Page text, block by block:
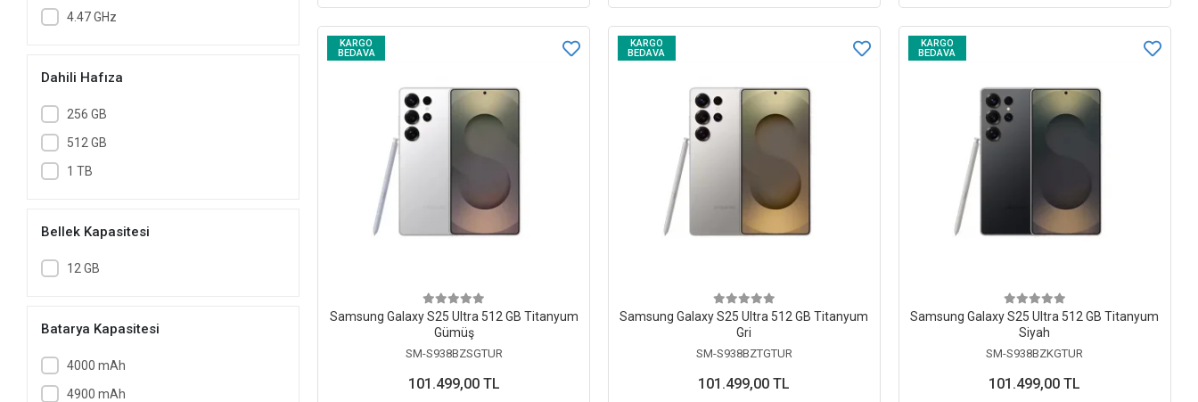
4.47 GHz
Dahili Hafıza
256 GB
512 GB
1 TB
Bellek Kapasitesi
12 GB
Batarya Kapasitesi
4000 mAh
4900 mAh
KARGO
BEDAVA
Samsung Galaxy S25 Ultra 512 GB Titanyum
Gümüş
SM-S938BZSGTUR
101.499,00 TL
KARGO
BEDAVA
Samsung Galaxy S25 Ultra 512 GB Titanyum
Gri
SM-S938BZTGTUR
101.499,00 TL
KARGO
BEDAVA
Samsung Galaxy S25 Ultra 512 GB Titanyum
Siyah
SM-S938BZKGTUR
101.499,00 TL